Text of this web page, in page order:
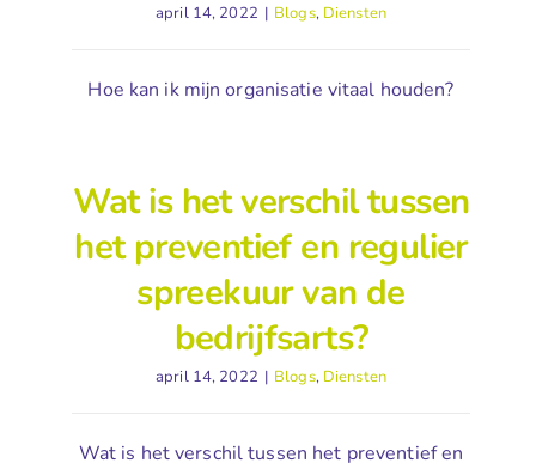
april 14, 2022 | Blogs, Diensten
Hoe kan ik mijn organisatie vitaal houden?
Wat is het verschil tussen
het preventief en regulier
spreekuur van de
bedrijfsarts?
april 14, 2022 | Blogs, Diensten
Wat is het verschil tussen het preventief en